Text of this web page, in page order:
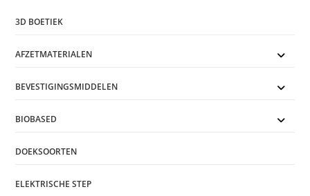
3D BOETIEK
AFZETMATERIALEN
BEVESTIGINGSMIDDELEN
BIOBASED
DOEKSOORTEN
ELEKTRISCHE STEP